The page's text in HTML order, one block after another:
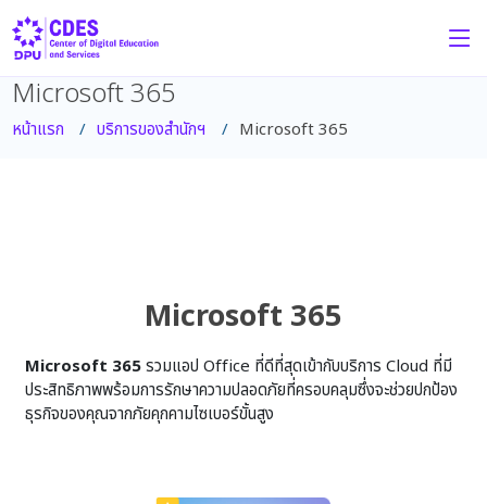
Microsoft 365
หน้าแรก บริการของสำนักฯ Microsoft 365
Microsoft 365
Microsoft 365รวมแอป Office ที่ดีที่สุดเข้ากับบริการ Cloud ที่มี
ประสิทธิภาพพร้อมการรักษาความปลอดภัยที่ครอบคลุมซึ่งจะช่วยปกป้อง
ธุรกิจของคุณจากภัยคุกคามไซเบอร์ขั้นสูง